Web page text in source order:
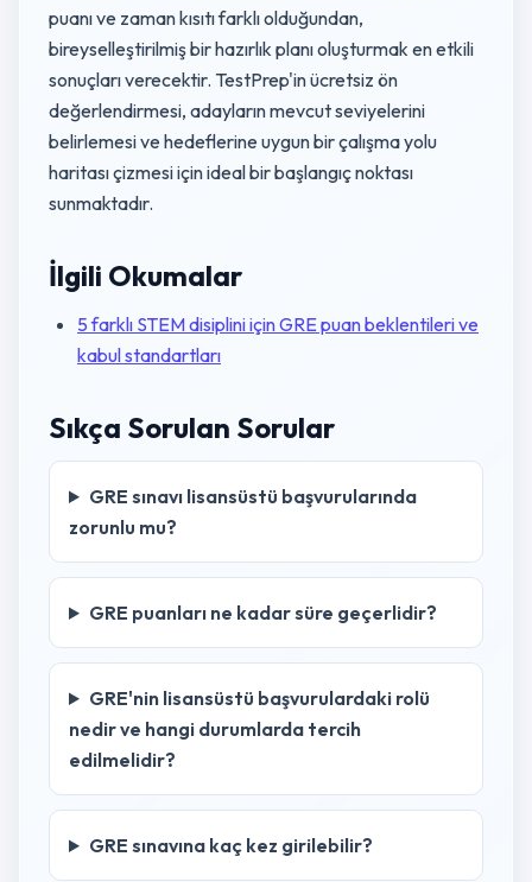
puanı ve zaman kısıtı farklı olduğundan,
bireyselleştirilmiş bir hazırlık planı oluşturmak en etkili
sonuçları verecektir. TestPrep'in ücretsiz ön
değerlendirmesi, adayların mevcut seviyelerini
belirlemesi ve hedeflerine uygun bir çalışma yolu
haritası çizmesi için ideal bir başlangıç noktası
sunmaktadır.
İlgili Okumalar
5 farklı STEM disiplini için GRE puan beklentileri ve
kabul standartları
Sıkça Sorulan Sorular
GRE sınavı lisansüstü başvurularında
zorunlu mu?
GRE puanları ne kadar süre geçerlidir?
GRE'nin lisansüstü başvurulardaki rolü
nedir ve hangi durumlarda tercih
edilmelidir?
GRE sınavına kaç kez girilebilir?